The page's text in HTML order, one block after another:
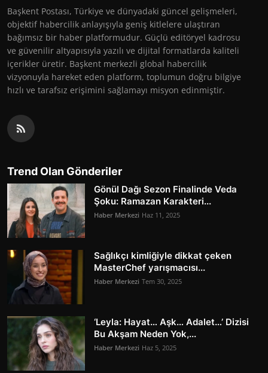
Başkent Postası, Türkiye ve dünyadaki güncel gelişmeleri,
objektif habercilik anlayışıyla geniş kitlelere ulaştıran
bağımsız bir haber platformudur. Güçlü editöryel kadrosu
ve güvenilir altyapısıyla yazılı ve dijital formatlarda kaliteli
içerikler üretir. Başkent merkezli global habercilik
vizyonuyla hareket eden platform, toplumun doğru bilgiye
hızlı ve tarafsız erişimini sağlamayı misyon edinmiştir.
Trend Olan Gönderiler
Gönül Dağı Sezon Finalinde Veda
Şoku: Ramazan Karakteri...
Haber Merkezi Haz 11, 2025
Sağlıkçı kimliğiyle dikkat çeken
MasterChef yarışmacısı...
Haber Merkezi Tem 30, 2025
‘Leyla: Hayat… Aşk… Adalet…’ Dizisi
Bu Akşam Neden Yok,...
Haber Merkezi Haz 5, 2025